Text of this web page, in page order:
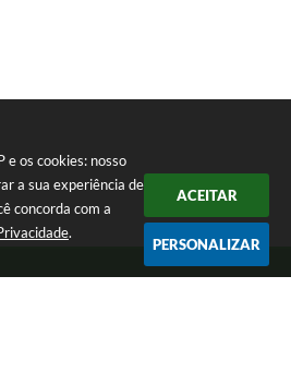
e os cookies: nosso
a sua experiência de
concorda com a
.
ACEITAR
PERSONALIZAR